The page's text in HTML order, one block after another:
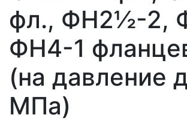
фл., ФН2½-2,
ФН4-1
(на давление
МПа)